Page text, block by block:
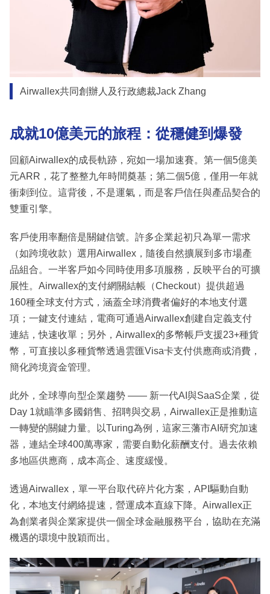
Airwallex共同創辦人及行政總裁Jack Zhang
成就10億美元的旅程：從穩健到爆發
回顧Airwallex的成長軌跡，宛如一場加速賽。第一個5億美
元ARR，花了整整九年時間奠基；第二個5億，僅用一年就
衝刺到位。這背後，不是運氣，而是客戶信任與產品契合的
雙重引擎。
客戶使用率翻倍是關鍵信號。許多企業起初只為單一需求
（如跨境收款）選用Airwallex，隨後自然擴展到多市場產
品組合。一半客戶如今同時使用多項服務，反映平台的可擴
展性。Airwallex的支付網關結帳（Checkout）提供超過
160種全球支付方式，涵蓋全球消費者偏好的本地支付選
項；一鍵支付連結，電商可通過Airwallex創建自定義支付
連結，快速收單；另外，Airwallex的多幣帳戶支援23+種貨
幣，可直接以多種貨幣透過雲匯Visa卡支付供應商或消費，
簡化跨境資金管理。
此外，全球導向型企業趨勢 —— 新一代AI與SaaS企業，從
Day 1就瞄準多國銷售、招聘與交易，Airwallex正是推動這
一轉變的關鍵力量。以Turing為例，這家三藩市AI研究加速
器，連結全球400萬專家，需要自動化薪酬支付。過去依賴
多地區供應商，成本高企、速度緩慢。
透過Airwallex，單一平台取代碎片化方案，API驅動自動
化，本地支付網絡提速，營運成本直線下降。Airwallex正
為創業者與企業家提供一個全球金融服務平台，協助在充滿
機遇的環境中脫穎而出。